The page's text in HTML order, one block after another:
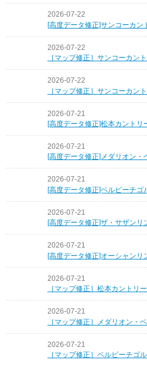
2026-07-22
[高度データ修正]サンコーカン
2026-07-22
［マップ修正］サンコーカン
2026-07-22
［マップ修正］サンコーカン
2026-07-21
[高度データ修正]松本カントリ
2026-07-21
[高度データ修正]メダリオン・
2026-07-21
[高度データ修正]ベルビーチゴ
2026-07-21
[高度データ修正]ザ・サザンリ
2026-07-21
[高度データ修正]オーシャンリ
2026-07-21
［マップ修正］松本カントリ
2026-07-21
［マップ修正］メダリオン・
2026-07-21
［マップ修正］ベルビーチゴ